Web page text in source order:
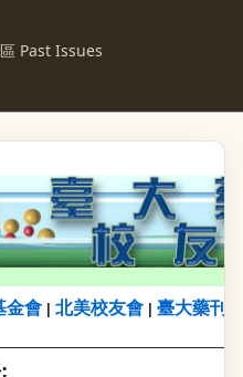
Past Issues
金會 北美校友會 臺大藥刊